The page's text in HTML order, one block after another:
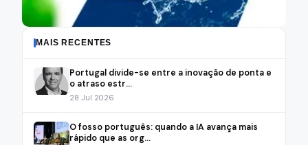
MAIS RECENTES
Portugal divide-se entre a inovação de ponta e
o atraso estr...
28 Jul 2026
O fosso português: quando a IA avança mais
rápido que as org...